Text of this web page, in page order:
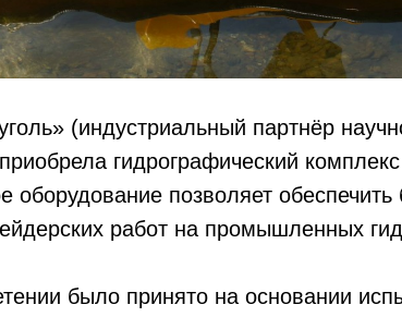
(индустриальный партнёр
гидрографический
позволяет обеспечить
работ на промышленных
было принято на основании